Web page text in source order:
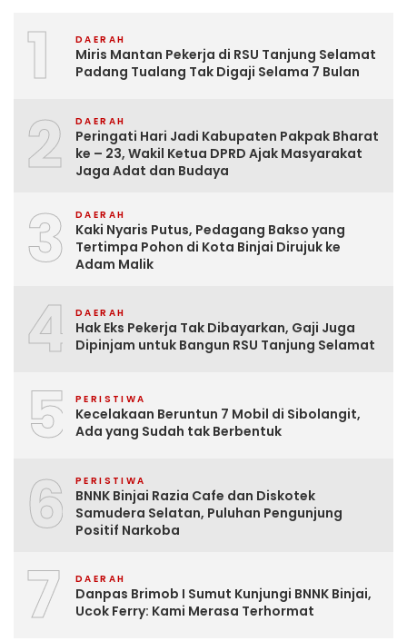
1 DAERAH
Miris Mantan Pekerja di RSU Tanjung Selamat
Padang Tualang Tak Digaji Selama 7 Bulan
2 DAERAH
Peringati Hari Jadi Kabupaten Pakpak Bharat
ke – 23, Wakil Ketua DPRD Ajak Masyarakat
Jaga Adat dan Budaya
3 DAERAH
Kaki Nyaris Putus, Pedagang Bakso yang
Tertimpa Pohon di Kota Binjai Dirujuk ke
Adam Malik
4 DAERAH
Hak Eks Pekerja Tak Dibayarkan, Gaji Juga
Dipinjam untuk Bangun RSU Tanjung Selamat
5 PERISTIWA
Kecelakaan Beruntun 7 Mobil di Sibolangit,
Ada yang Sudah tak Berbentuk
6 PERISTIWA
BNNK Binjai Razia Cafe dan Diskotek
Samudera Selatan, Puluhan Pengunjung
Positif Narkoba
7 DAERAH
Danpas Brimob I Sumut Kunjungi BNNK Binjai,
Ucok Ferry: Kami Merasa Terhormat